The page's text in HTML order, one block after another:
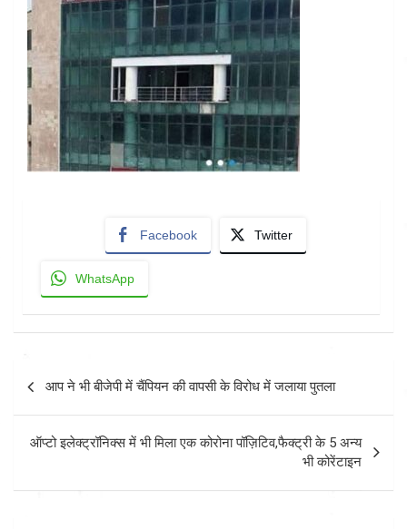
Facebook Twitter
WhatsApp
navigation
आप ने भी बीजेपी में चैंपियन की वापसी के विरोध में जलाया पुतला
ऑप्टो इलेक्ट्रॉनिक्स में भी मिला एक कोरोना पॉज़िटिव,फैक्ट्री के 5 अन्य
भी कोरेंटाइन